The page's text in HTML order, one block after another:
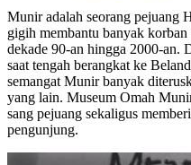
Munir adalah seorang pejuang
gigih membantu banyak
dekade 90-an hingga 2000-an.
saat tengah berangkat ke
semangat Munir banyak
yang lain. Museum Omah
sang pejuang sekaligus
pengunjung.